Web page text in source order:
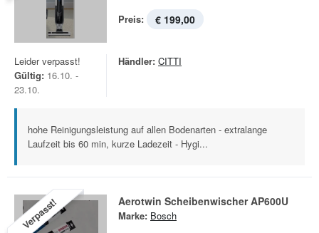
Preis: € 199,00
Leider verpasst!
Gültig: 16.10. -
23.10.
Händler: CITTI
hohe Reinigungsleistung auf allen Bodenarten - extralange
Laufzeit bis 60 min, kurze Ladezeit - Hygi...
Verpasst! Aerotwin Scheibenwischer AP600U
Marke: Bosch